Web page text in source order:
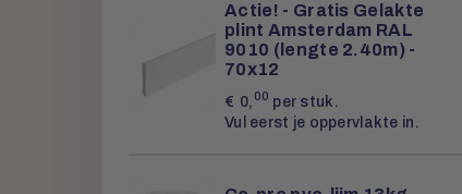
Actie! - Gratis Gelakte
plint Amsterdam RAL
9010 (lengte 2.40m) -
70x12
€ 0, 00 per stuk.
Vul eerst je oppervlakte in.